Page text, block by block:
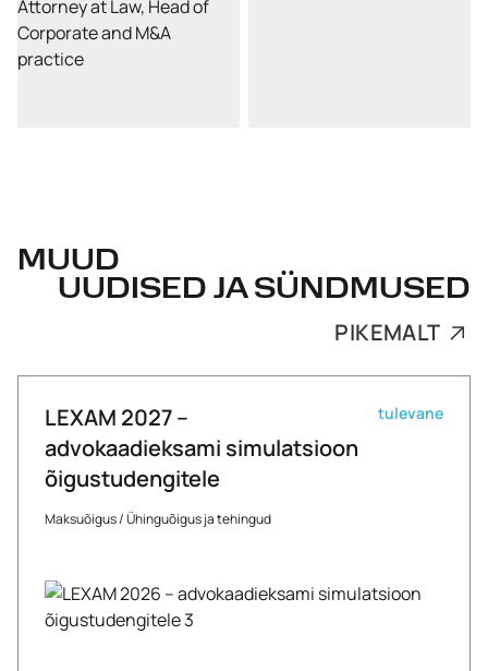
MUUD
UUDISED JA SÜNDMUSED
PIKEMALT
LEXAM 2027 –
advokaadieksami simulatsioon
õigustudengitele
Maksuõigus/Ühinguõigus ja tehingud
tulevane